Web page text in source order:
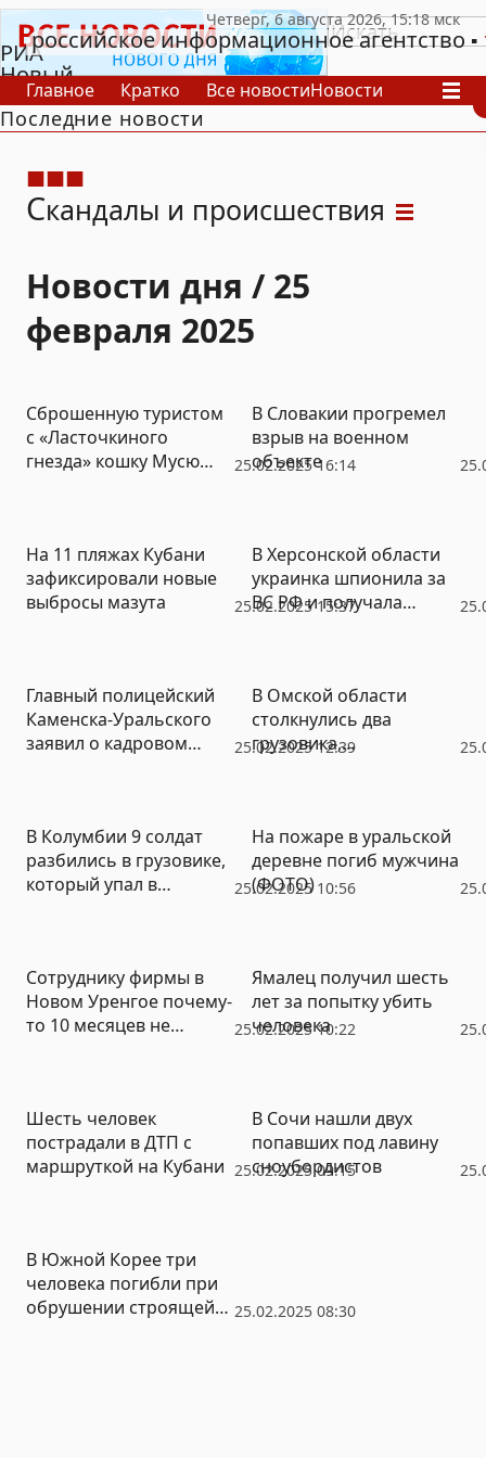
РИА
Новый
День
российское информационное агентство
Главное Кратко Все новостиНовости
В России
В мире
Последние новости
Скандалы и происшествия
Новости дня / 25
февраля 2025
25.02.2025 16:14
Сброшенную туристом
с «Ласточкиного
гнезда» кошку Мусю
В Словакии прогремел
взрыв на военном
объекте
25.02.2025 15:37
На 11 пляжах Кубани
зафиксировали новые
выбросы мазута
В Херсонской области
украинка шпионила за
ВС РФ и получала
25.02.2025 12:39
Главный полицейский
Каменска-Уральского
заявил о кадровом
В Омской области
столкнулись два
грузовика,
25.02.2025 10:56
В Колумбии 9 солдат
разбились в грузовике,
который упал в
На пожаре в уральской
деревне погиб мужчина
(ФОТО)
25.02.2025 10:22
Сотруднику фирмы в
Новом Уренгое почему-
то 10 месяцев не
Ямалец получил шесть
лет за попытку убить
человека
25.02.2025 09:15
Шесть человек
пострадали в ДТП с
маршруткой на Кубани
В Сочи нашли двух
попавших под лавину
сноубордистов
25.02.2025 08:30
В Южной Корее три
человека погибли при
обрушении строящейся